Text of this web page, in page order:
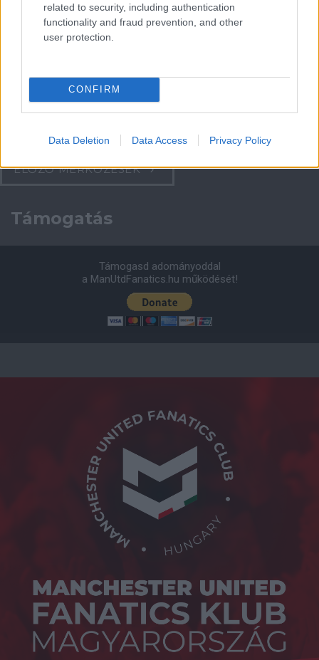
related to security, including authentication
functionality and fraud prevention, and other
user protection.
CONFIRM
Data Deletion Data Access Privacy Policy
Felkészülési szezon 4. mérkőzés
Nya Ullevi, Göteborg
2026-08-08 17:00
Manchester United 2026-08-15 18:00
ELŐZŐ MÉRKŐZÉSEK
Támogatás
Támogasd adományoddal
a ManUtdFanatics.hu működését!